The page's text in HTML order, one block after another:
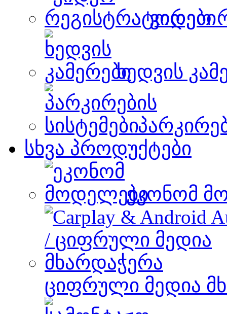
ვიდეო
ხედვის
სხვა პროდუქტები
ეკონომ
ციფრული მედია